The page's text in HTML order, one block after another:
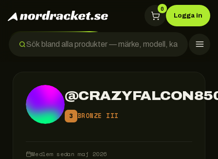
0
Logga in
@
3 BRONZE III
Medlem sedanmaj 2026